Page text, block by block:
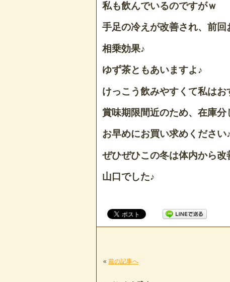
私も飲んでいるのですがｗ
手足の冷えが改善され、前
相乗効果♪
ゆず茶ともあいますよ♪
けっこう飲みやすくて私はお
賞味期限間近のため、在庫
お早めにお買い求めください♪
ぜひぜひこの冬は体内から改
山口でした♪
« 前の記事へ